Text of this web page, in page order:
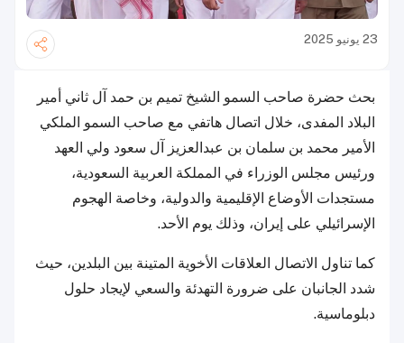
23 يونيو 2025
بحث حضرة صاحب السمو الشيخ تميم بن حمد آل ثاني أمير
البلاد المفدى، خلال اتصال هاتفي مع صاحب السمو الملكي
الأمير محمد بن سلمان بن عبدالعزيز آل سعود ولي العهد
ورئيس مجلس الوزراء في المملكة العربية السعودية،
مستجدات الأوضاع الإقليمية والدولية، وخاصة الهجوم
الإسرائيلي على إيران، وذلك يوم الأحد.
كما تناول الاتصال العلاقات الأخوية المتينة بين البلدين، حيث
شدد الجانبان على ضرورة التهدئة والسعي لإيجاد حلول
دبلوماسية.